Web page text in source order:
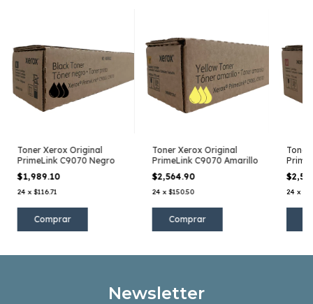
Toner Xerox Original
PrimeLink C9070 Negro
$1,989.10
24 x$116.71
Toner Xerox Original
PrimeLink C9070 Amarillo
$2,564.90
24 x$150.50 24 x
Newsletter